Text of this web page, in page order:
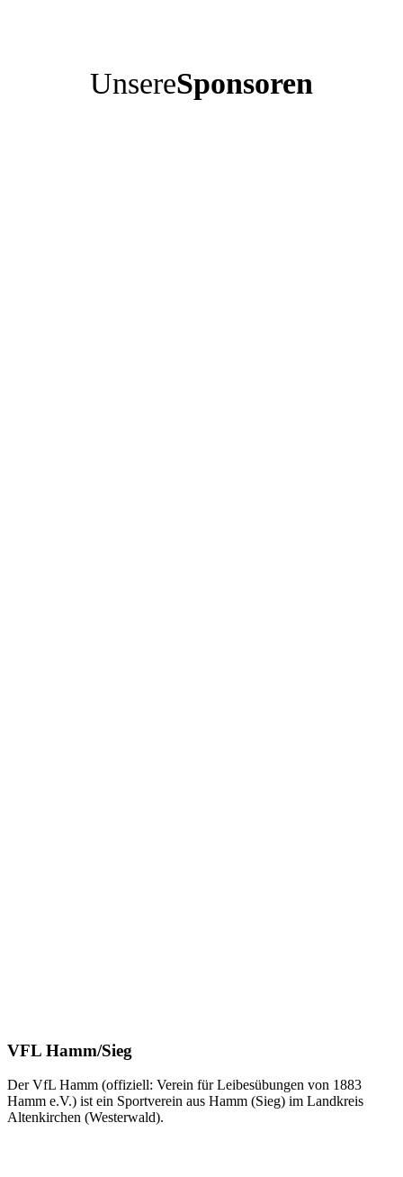
UnsereSponsoren
VFL Hamm/Sieg
Der VfL Hamm (offiziell: Verein für Leibesübungen von 1883
Hamm e.V.) ist ein Sportverein aus Hamm (Sieg) im Landkreis
Altenkirchen (Westerwald).